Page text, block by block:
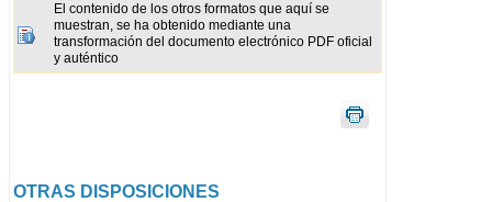
El contenido de los otros formatos que aquí se
muestran, se ha obtenido mediante una
transformación del documento electrónico PDF oficial
y auténtico
OTRAS DISPOSICIONES